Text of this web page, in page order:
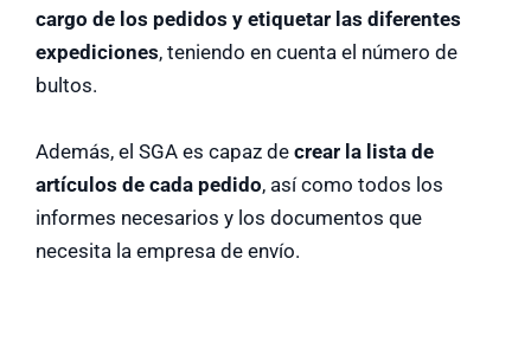
cargo de los pedidos y etiquetar las diferentes
expediciones, teniendo en cuenta el número de
bultos.
Además, el SGA es capaz de crear la lista de
artículos de cada pedido, así como todos los
informes necesarios y los documentos que
necesita la empresa de envío.